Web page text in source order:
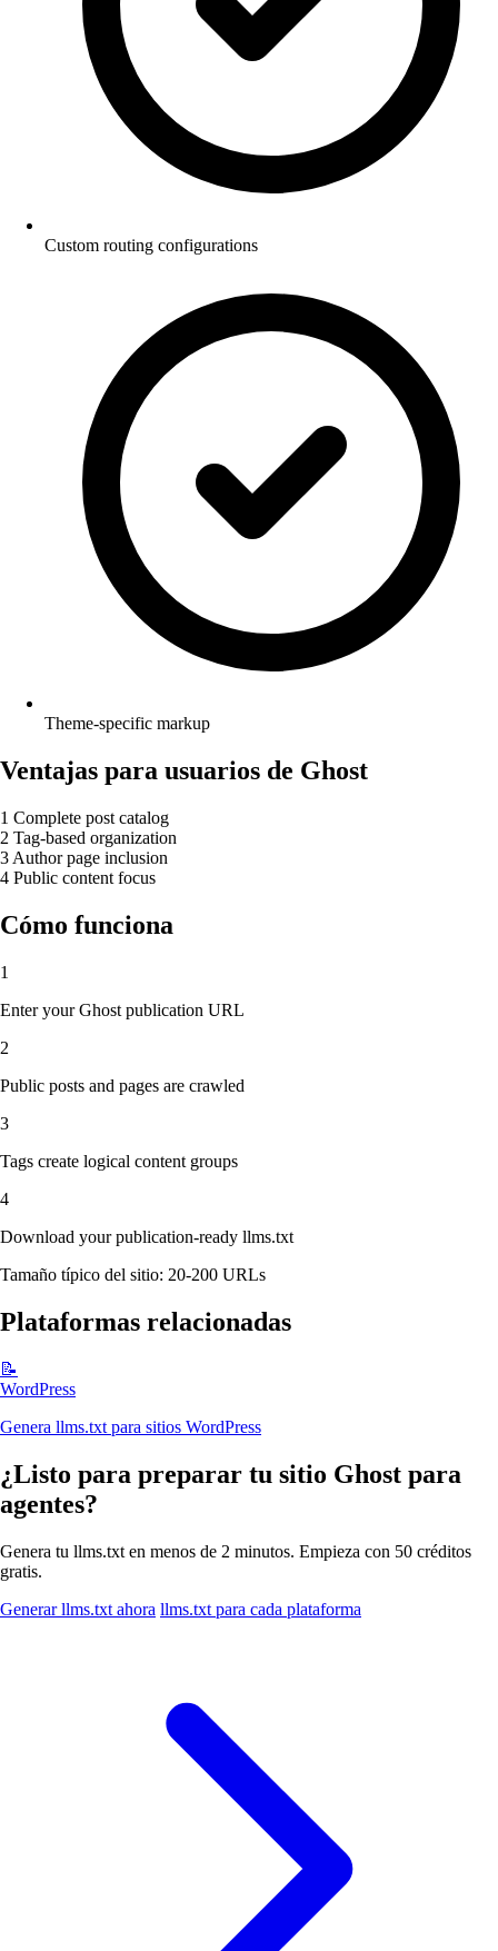
Custom routing configurations
Theme-specific markup
Ventajas para usuarios de Ghost
1 Complete post catalog
2 Tag-based organization
3 Author page inclusion
4 Public content focus
Cómo funciona
1
Enter your Ghost publication URL
2
Public posts and pages are crawled
3
Tags create logical content groups
4
Download your publication-ready llms.txt
Tamaño típico del sitio: 20-200 URLs
Plataformas relacionadas
📝
WordPress
Genera llms.txt para sitios WordPress
¿Listo para preparar tu sitio Ghost para
agentes?
Genera tu llms.txt en menos de 2 minutos. Empieza con 50 créditos
gratis.
Generar llms.txt ahora llms.txt para cada plataforma